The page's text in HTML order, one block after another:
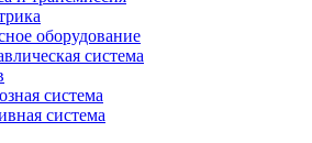
оборудование
система
система
система